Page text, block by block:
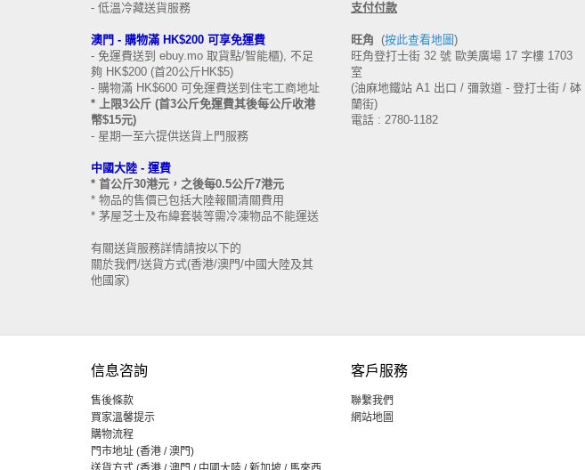
- 低溫冷藏送貨服務
澳門 - 購物滿 HK$200 可享免運費
- 免運費送到 ebuy.mo 取貨點/智能櫃), 不足
夠 HK$200 (首20公斤HK$5)
- 購物滿 HK$600 可免運費送到住宅工商地址
* 上限3公斤 (首3公斤免運費其後每公斤收港
幣$15元)
- 星期一至六提供送貨上門服務
中國大陸 - 運費
* 首公斤30港元，之後每0.5公斤7港元
* 物品的售價已包括大陸報關清關費用
* 茅屋芝士及布緯套裝等需冷凍物品不能運送
有關送貨服務詳情請按以下的
關於我們/送貨方式(香港/澳門/中國大陸及其
他國家)
支付付款
旺角 (按此查看地圖)
旺角登打士街 32 號 歐美廣場 17 字樓 1703
室
(油麻地鐵站 A1 出口 / 彌敦道 - 登打士街 / 砵
蘭街)
電話 : 2780-1182
信息咨詢
售後條款
買家溫馨提示
購物流程
門市地址 (香港 / 澳門)
客戶服務
聯繫我們
網站地圖